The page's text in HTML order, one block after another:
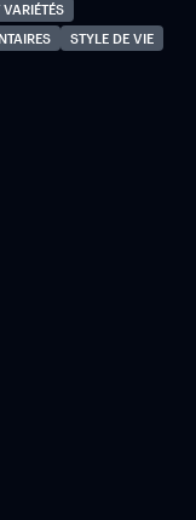
VARIÉTÉS
STYLE DE VIE